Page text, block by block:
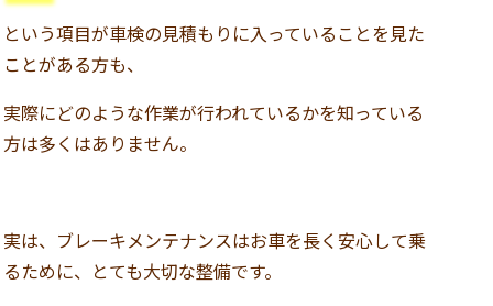
という項目が車検の見積もりに入っていることを見た
ことがある方も、
実際にどのような作業が行われているかを知っている
方は多くはありません。
実は、ブレーキメンテナンスはお車を長く安心して乗
るために、とても大切な整備です。